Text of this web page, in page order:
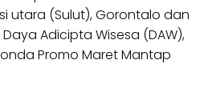
utara (Sulut), Gorontalo dan
Adicipta Wisesa (DAW),
Promo Maret Mantap